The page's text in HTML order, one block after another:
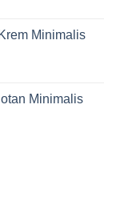
Minimalis
Minimalis